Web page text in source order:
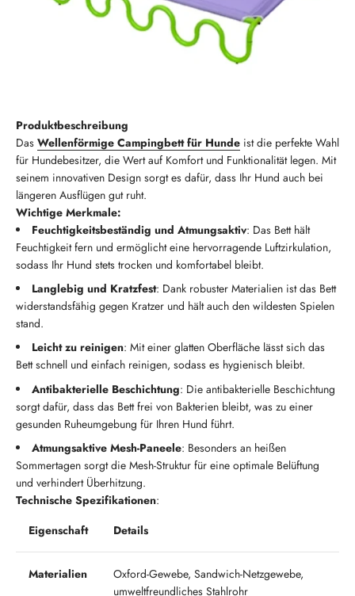
Produktbeschreibung
Das Wellenförmige Campingbett für Hunde ist die perfekte Wahl
für Hundebesitzer, die Wert auf Komfort und Funktionalität legen. Mit
seinem innovativen Design sorgt es dafür, dass Ihr Hund auch bei
längeren Ausflügen gut ruht.
Wichtige Merkmale:
Feuchtigkeitsbeständig und Atmungsaktiv: Das Bett hält
Feuchtigkeit fern und ermöglicht eine hervorragende Luftzirkulation,
sodass Ihr Hund stets trocken und komfortabel bleibt.
Langlebig und Kratzfest: Dank robuster Materialien ist das Bett
widerstandsfähig gegen Kratzer und hält auch den wildesten Spielen
stand.
Leicht zu reinigen: Mit einer glatten Oberfläche lässt sich das
Bett schnell und einfach reinigen, sodass es hygienisch bleibt.
Antibakterielle Beschichtung: Die antibakterielle Beschichtung
sorgt dafür, dass das Bett frei von Bakterien bleibt, was zu einer
gesunden Ruheumgebung für Ihren Hund führt.
Atmungsaktive Mesh-Paneele: Besonders an heißen
Sommertagen sorgt die Mesh-Struktur für eine optimale Belüftung
und verhindert Überhitzung.
Technische Spezifikationen:
Eigenschaft
Details
Materialien
Oxford-Gewebe, Sandwich-Netzgewebe,
umweltfreundliches Stahlrohr